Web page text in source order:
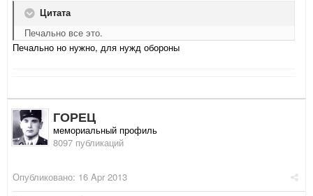
Цитата
Печально все это.
Печально но нужно, для нужд обороны
ГОРЕЦ
мемориальный профиль
8097 публикаций
Опубликовано: 16 Apr 2013